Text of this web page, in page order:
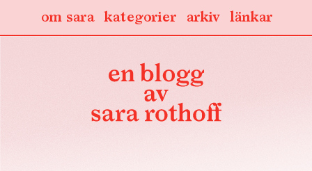
länkar
arkiv
kategorier
om sara